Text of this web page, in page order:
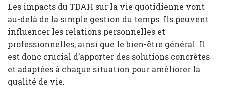
Les impacts du TDAH sur la vie quotidienne vont
au-delà de la simple gestion du temps. Ils peuvent
influencer les relations personnelles et
professionnelles, ainsi que le bien-être général. Il
est donc crucial d’apporter des solutions concrètes
et adaptées à chaque situation pour améliorer la
qualité de vie.